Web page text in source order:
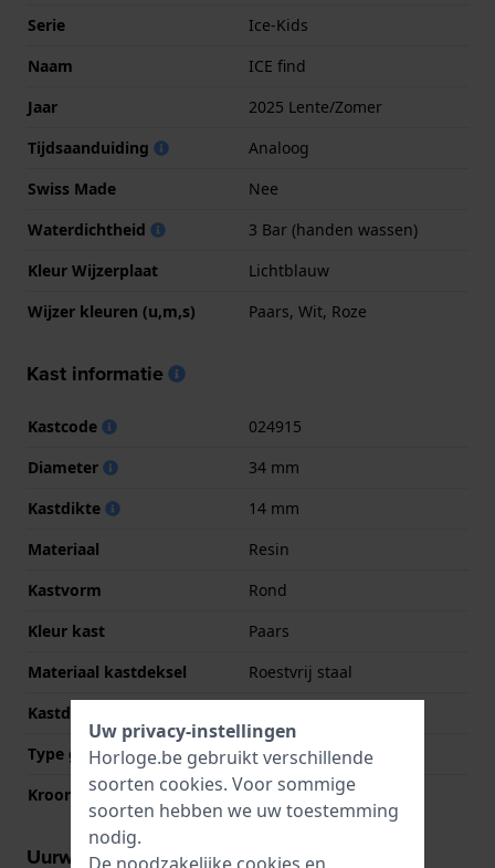
Serie
Ice-Kids
Naam
ICE find
Jaar
2025 Lente/Zomer
Tijdsaanduiding
Analoog
Swiss Made
Nee
Waterdichtheid
3 Bar (handen wassen)
Kleur Wijzerplaat
Lichtblauw
Wijzer kleuren (u,m,s)
Paars, Wit, Roze
Kast informatie
Kastcode
024915
Diameter
34 mm
Kastdikte
14 mm
Materiaal
Resin
Kastvorm
Rond
Kleur kast
Paars
Materiaal kastdeksel
Roestvrij staal
Kastdeksel
Type glas
Acryl
Kroon
Trek kroon
Uurwerk informatie
Uw privacy-instellingen
Horloge.be gebruikt verschillende
soorten cookies. Voor sommige
soorten hebben we uw toestemming
nodig.
De noodzakelijke cookies en